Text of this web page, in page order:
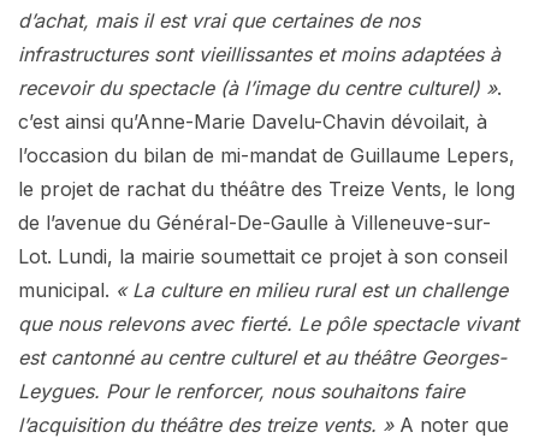
d’achat, mais il est vrai que certaines de nos
infrastructures sont vieillissantes et moins adaptées à
recevoir du spectacle (à l’image du centre culturel) ».
c’est ainsi qu’Anne-Marie Davelu-Chavin dévoilait, à
l’occasion du bilan de mi-mandat de Guillaume Lepers,
le projet de rachat du théâtre des Treize Vents, le long
de l’avenue du Général-De-Gaulle à Villeneuve-sur-
Lot. Lundi, la mairie soumettait ce projet à son conseil
municipal. « La culture en milieu rural est un challenge
que nous relevons avec fierté. Le pôle spectacle vivant
est cantonné au centre culturel et au théâtre Georges-
Leygues. Pour le renforcer, nous souhaitons faire
l’acquisition du théâtre des treize vents. »A noter que